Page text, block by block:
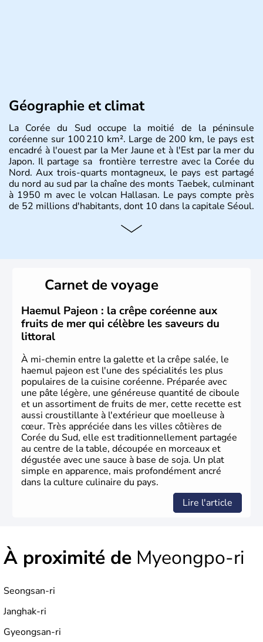
Géographie et climat
La Corée du Sud occupe la moitié de la péninsule
coréenne sur 100 210 km². Large de 200 km, le pays est
encadré à l'ouest par la Mer Jaune et à l'Est par la mer du
Japon. Il partage sa frontière terrestre avec la Corée du
Nord. Aux trois-quarts montagneux, le pays est partagé
du nord au sud par la chaîne des monts Taebek, culminant
à 1950 m avec le volcan Hallasan. Le pays compte près
de 52 millions d'habitants, dont 10 dans la capitale Séoul.
Histoire et administration
christianisme et le bouddhisme en sont les deux
principales religions. Ce pays partage sa culture avec la
Corée du Nord. Les Jeux Olympiques s’y sont déroulés en
1988, de même que la Coupe du Monde de football en
2002, en collaboration avec le Japon.
Carnet de voyage
Haemul Pajeon : la crêpe coréenne aux
fruits de mer qui célèbre les saveurs du
littoral
À mi-chemin entre la galette et la crêpe salée, le
haemul pajeon est l'une des spécialités les plus
populaires de la cuisine coréenne. Préparée avec
une pâte légère, une généreuse quantité de ciboule
et un assortiment de fruits de mer, cette recette est
aussi croustillante à l'extérieur que moelleuse à
cœur. Très appréciée dans les villes côtières de
Corée du Sud, elle est traditionnellement partagée
au centre de la table, découpée en morceaux et
dégustée avec une sauce à base de soja. Un plat
simple en apparence, mais profondément ancré
dans la culture culinaire du pays.
Lire l'article
À proximité de Myeongpo-ri
Seongsan-ri
Janghak-ri
Gyeongsan-ri